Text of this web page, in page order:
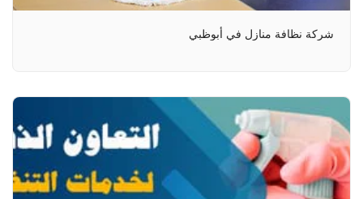
شركة نظافة منازل في أبوظبي